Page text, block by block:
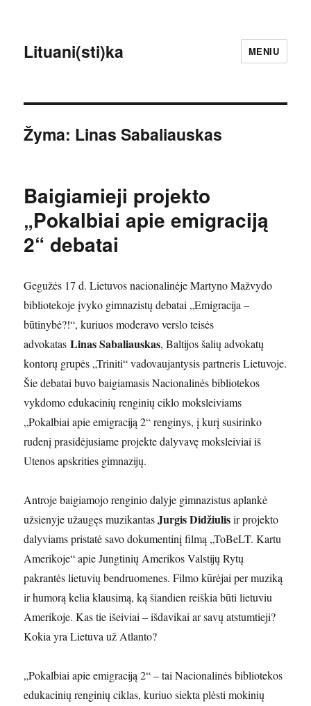
Lituani(sti)ka MENIU
Žyma: Linas Sabaliauskas
Baigiamieji projekto
„Pokalbiai apie emigraciją
2“ debatai
Gegužės 17 d. Lietuvos nacionalinėje Martyno Mažvydo
bibliotekoje įvyko gimnazistų debatai „Emigracija –
būtinybė?!“, kuriuos moderavo verslo teisės
advokatas Linas Sabaliauskas, Baltijos šalių advokatų
kontorų grupės „Triniti“ vadovaujantysis partneris Lietuvoje.
Šie debatai buvo baigiamasis Nacionalinės bibliotekos
vykdomo edukacinių renginių ciklo moksleiviams
„Pokalbiai apie emigraciją 2“ renginys, į kurį susirinko
rudenį prasidėjusiame projekte dalyvavę moksleiviai iš
Utenos apskrities gimnazijų.
Antroje baigiamojo renginio dalyje gimnazistus aplankė
užsienyje užaugęs muzikantasJurgis Didžiulisir projekto
dalyviams pristatė savo dokumentinį filmą „ToBeLT. Kartu
Amerikoje“ apie Jungtinių Amerikos Valstijų Rytų
pakrantės lietuvių bendruomenes. Filmo kūrėjai per muziką
ir humorą kelia klausimą, ką šiandien reiškia būti lietuviu
Amerikoje. Kas tie išeiviai – išdavikai ar savų atstumtieji?
Kokia yra Lietuva už Atlanto?
„Pokalbiai apie emigraciją 2“ – tai Nacionalinės bibliotekos
edukacinių renginių ciklas, kuriuo siekta plėsti mokinių